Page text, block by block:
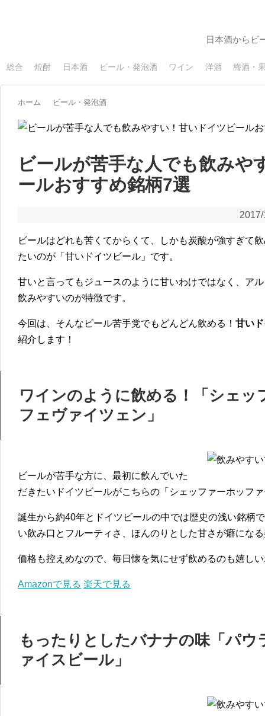
日本酒からビ
総合 焼酎 日本酒 ビール・発泡酒 ワイン 洋酒 梅酒・
ホーム ビール・発泡酒
ビールが苦手な人でも飲みや
ールおすすめ銘柄7選
ビールはどれも苦くてからくて、しかも炭酸が強すぎて
たいのが「甘いドイツビール」です。
甘いと言ってもジュースのように甘いわけではなく、ア
飲みやすいのが特徴です。
今回は、そんなビール苦手党でもどんどん飲める！ 甘い
紹介します！
ワインのように飲める！「シェ
フェヴァイツェン」
ビールが苦手な方に、最初に飲んでいた
だきたいドイツビールがこちらの「シェッファーホッフ
誕生から約40年とドイツビールの中では歴史の浅い銘柄
い飲み口とフルーティさ、ほんのりとした甘さが癖にな
価格も控えめなので、毎日懐を気にせず飲めるのも嬉し
Amazonで見る 楽天で見る
もったりとしたバナナの味「パ
ァイスビール」